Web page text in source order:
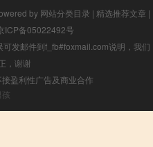
by 网站分类目录 | 精选推荐文章 |
ICP备05022492号
发邮件到f_fb#foxmail.com说明，我们
，谢谢
盈利性广告及商业合作